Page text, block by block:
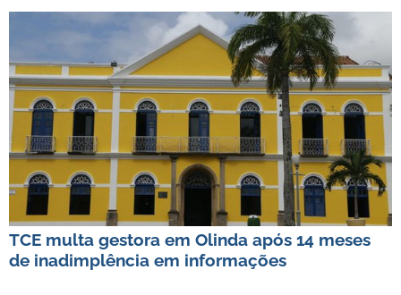
TCE multa gestora em Olinda após 14 meses
de inadimplência em informações